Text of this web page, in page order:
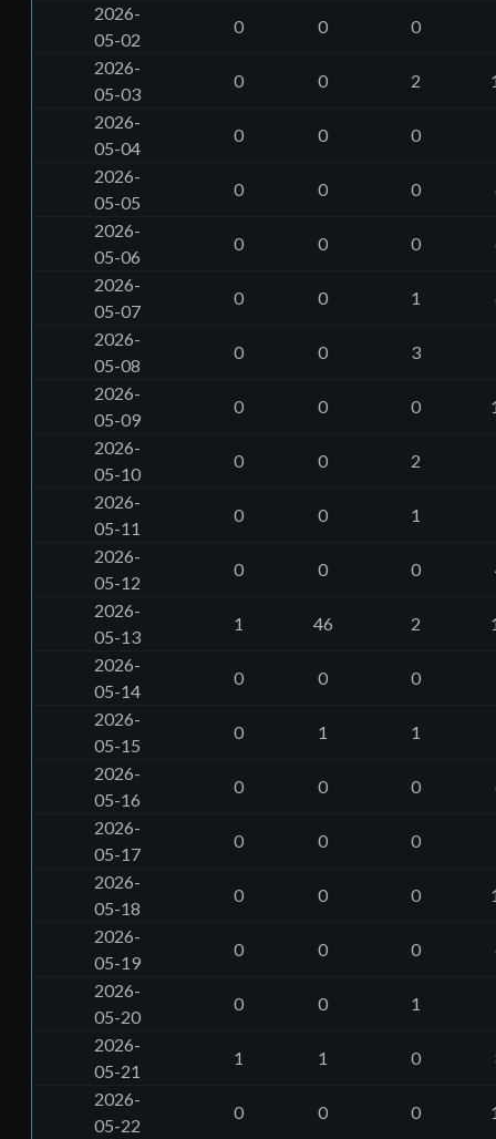
2026-
05-02
0 0 0
2026-
05-03
0 0 2
2026-
05-04
0 0 0
2026-
05-05
0 0 0
2026-
05-06
0 0 0
2026-
05-07
0 0 1
2026-
05-08
0 0 3
2026-
05-09
0 0 0
2026-
05-10
0 0 2
2026-
05-11
0 0 1
2026-
05-12
0 0 0
2026-
05-13
1 46 2
2026-
05-14
0 0 0
2026-
05-15
0 1 1
2026-
05-16
0 0 0
2026-
05-17
0 0 0
2026-
05-18
0 0 0
2026-
05-19
0 0 0
2026-
05-20
0 0 1
2026-
05-21
1 1 0
2026-
05-22
0 0 0